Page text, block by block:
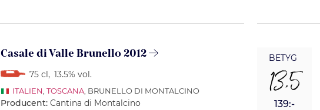
Casale di Valle Brunello 2012
75 cl, 13.5% vol.
ITALIEN ,TOSCANA , BRUNELLO DI MONTALCINO
Producent:Cantina di Montalcino
BETYG
13,5
139:-